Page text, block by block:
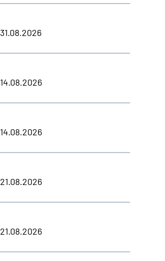
31.08.2026
14.08.2026
14.08.2026
21.08.2026
21.08.2026